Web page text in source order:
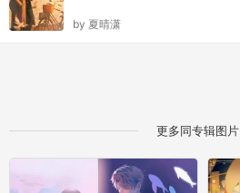
by 夏晴潇
更多同专辑图片